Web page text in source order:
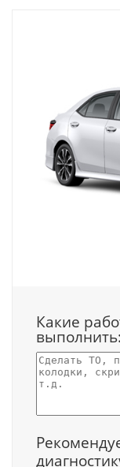
Какие
выполнить: